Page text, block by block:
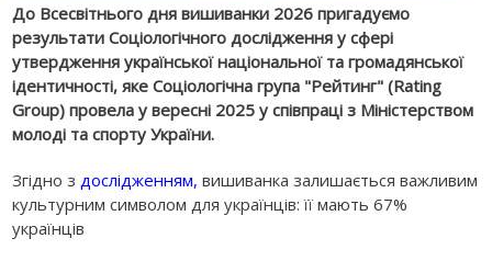
До Всесвітнього дня вишиванки 2026 пригадуємо
результати Соціологічного дослідження у сфері
утвердження української національної та громадянської
ідентичності, яке Соціологічна група "Рейтинг" (Rating
Group) провела у вересні 2025 у співпраці з Міністерством
молоді та спорту України.
Згідно з дослідженням, вишиванка залишається важливим
культурним символом для українців: її мають 67%
українців